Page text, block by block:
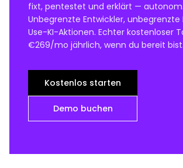
fixt, pentestet und erklärt — autonom.
Unbegrenzte Entwickler, unbegrenzte
Use-KI-Aktionen. Echter kostenloser
€269/mo jährlich, wenn du bereit bist.
Kostenlos starten
Demo buchen